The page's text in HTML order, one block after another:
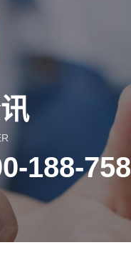
188-758